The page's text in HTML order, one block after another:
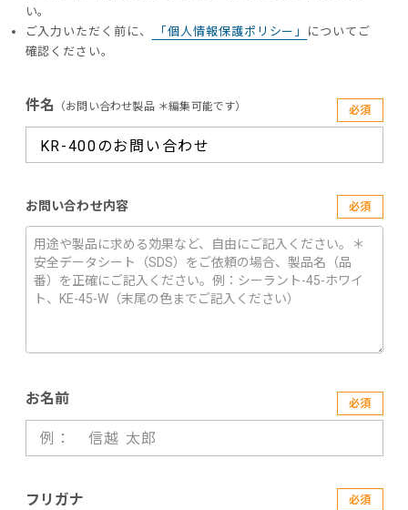
い。
ご入力いただく前に、
「個人情報保護ポリシー」
についてご
確認ください。
件名 （お問い合わせ製品 ＊編集可能です） 必須
お問い合わせ内容 必須
お名前 必須
フリガナ 必須